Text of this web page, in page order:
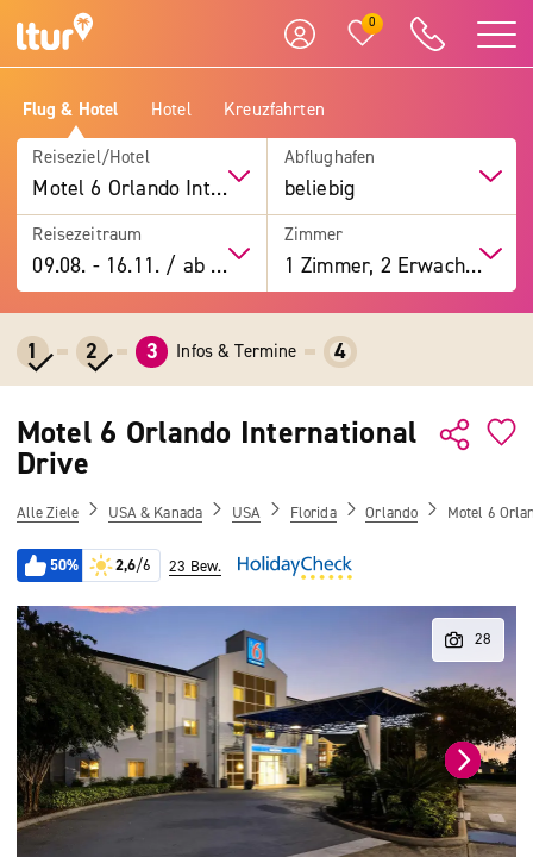
0
Flug & Hotel Hotel Kreuzfahrten
Reiseziel/Hotel
Motel 6 Orlando International Drive
Abflughafen
beliebig
Reisezeitraum
09.08. -16.11. / ab 7 Tage
Zimmer
1 Zimmer, 2 Erwachsene
1 2 3 Infos & Termine 4
Motel 6 Orlando International
Drive
Alle Ziele USA & Kanada USA Florida Orlando Motel 6
50% 2,6/6 23 Bew.